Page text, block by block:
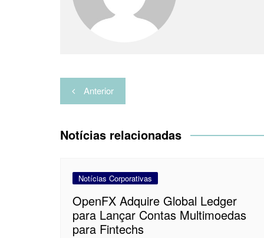
Navegação
de
Post
Anterior
Notícias relacionadas
Notícias Corporativas
OpenFX Adquire Global Ledger
para Lançar Contas Multimoedas
para Fintechs